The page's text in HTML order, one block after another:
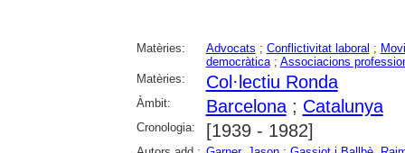
Matèries: Advocats ; Conflictivitat laboral ;
democràtica; Associacions
Matèries:
Col·lectiu Ronda
Àmbit: Barcelona; Catalunya
Cronologia: [1939 - 1982]